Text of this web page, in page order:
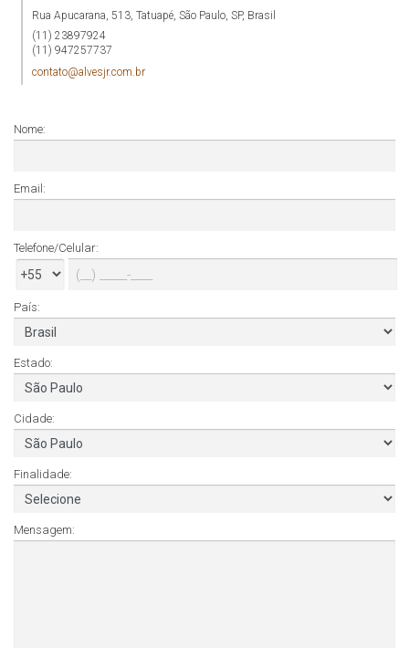
Rua Apucarana, 513, Tatuapé, São Paulo, SP, Brasil
(11) 23897924
(11) 947257737
contato@alvesjr.com.br
Nome:
Email:
Telefone/Celular:
País:
Estado:
Cidade:
Finalidade:
Mensagem: